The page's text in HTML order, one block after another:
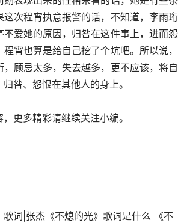
这次程宵执意报警的话，不知道，李雨珩
不爱她的原因，归咎在这件事上，进而怨
宵也算是给自己挖了个坑吧。所以说，
顾忌太多，失去越多，更不应该，将自
咎、怨恨在其他人的身上。
更多精彩请继续关注小编。
歌词|张杰《不熄的光》歌词是什么 《不